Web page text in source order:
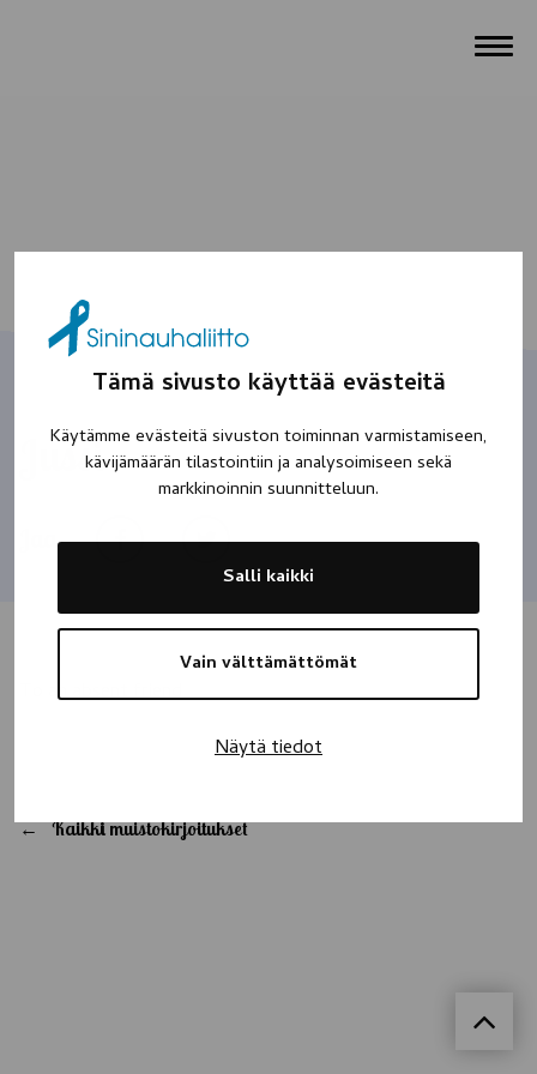
Tämä sivusto käyttää evästeitä
Käytämme evästeitä sivuston toiminnan varmistamiseen,
kävijämäärän tilastointiin ja analysoimiseen sekä
markkinoinnin suunnitteluun.
Vain välttämättömät
Salli kaikki
Näytä tiedot
Jussi
To an absent friend
Kaikki muistokirjoitukset